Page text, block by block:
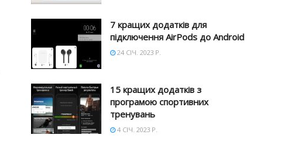
7 кращих додатків для
підключення AirPods до Android
24 СІЧ. 2023 Р.
15 кращих додатків з
програмою спортивних
тренувань
4 СІЧ. 2023 Р.